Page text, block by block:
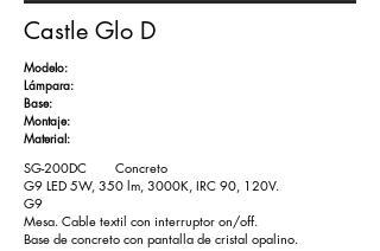
Castle Glo D
​Modelo:
Lámpara:
Base:
Montaje:
Material:
SG-200DC Concreto
G9 LED 5W, 350 lm, 3000K, IRC 90, 120V.
G9
Mesa. Cable textil con interruptor on/off.
Base de concreto con pantalla de cristal opalino.